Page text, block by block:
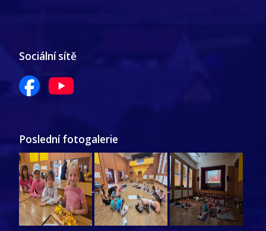
Sociální sítě
Poslední fotogalerie